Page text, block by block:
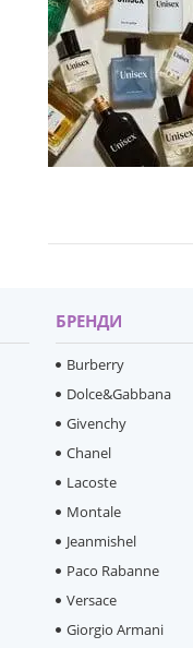
БРЕНДИ
Burberry
Dolce&Gabbana
Givenchy
Chanel
Lacoste
Montale
Jeanmishel
Paco Rabanne
Versace
Giorgio Armani